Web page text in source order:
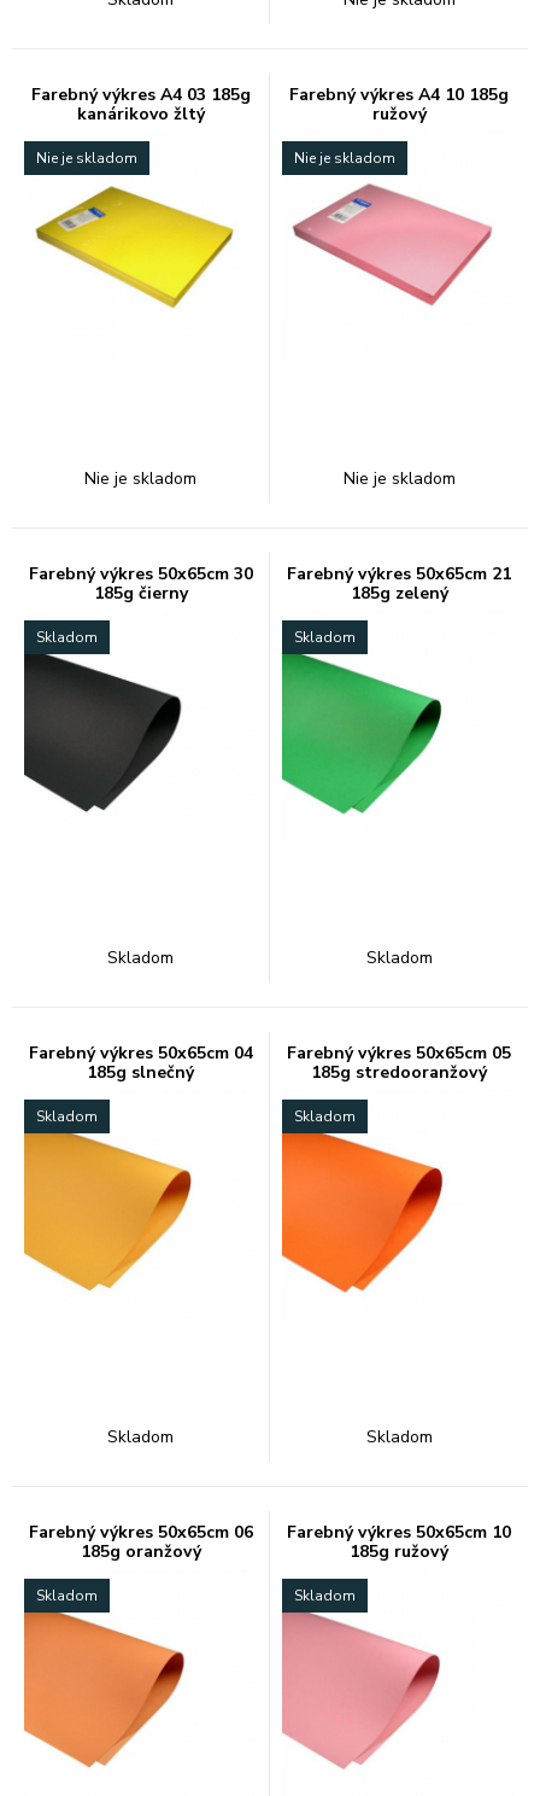
Farebný výkres A4 03 185g
kanárikovo žltý
Nie je skladom
Nie je skladom
Farebný výkres A4 10 185g
ružový
Nie je skladom
Nie je skladom
Farebný výkres 50x65cm 30
185g čierny
Skladom
Skladom
Farebný výkres 50x65cm 21
185g zelený
Skladom
Skladom
Farebný výkres 50x65cm 04
185g slnečný
Skladom
Skladom
Farebný výkres 50x65cm 05
185g stredooranžový
Skladom
Skladom
Farebný výkres 50x65cm 06
185g oranžový
Skladom
Farebný výkres 50x65cm 10
185g ružový
Skladom